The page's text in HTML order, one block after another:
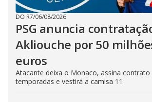
DO R7/06/08/2026
PSG anuncia
Akliouche por 50
euros
Atacante deixa o Monaco, assina contrato
temporadas e vestirá a camisa 11